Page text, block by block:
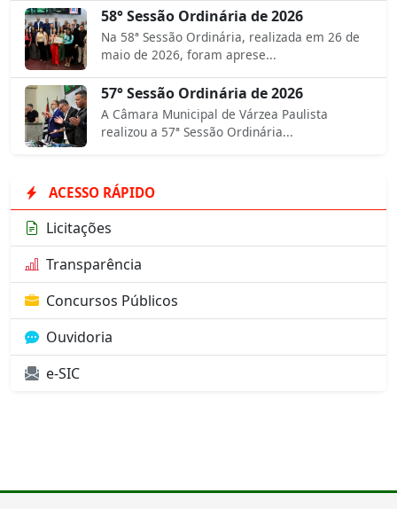
58° Sessão Ordinária de 2026
Na 58ª Sessão Ordinária, realizada em 26 de
maio de 2026, foram aprese...
57° Sessão Ordinária de 2026
A Câmara Municipal de Várzea Paulista
realizou a 57ª Sessão Ordinária...
ACESSO RÁPIDO
Licitações
Transparência
Concursos Públicos
Ouvidoria
e-SIC